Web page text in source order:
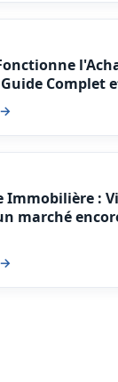
Complet
Immobilière :
marché